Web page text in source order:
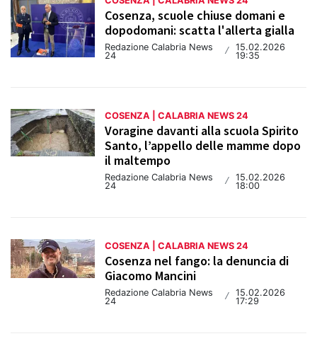
Cosenza, scuole chiuse domani e
dopodomani: scatta l'allerta gialla
Redazione Calabria News
24
/ 15.02.2026
19:35
COSENZA | CALABRIA NEWS 24
Voragine davanti alla scuola Spirito
Santo, l’appello delle mamme dopo
il maltempo
Redazione Calabria News
24
/ 15.02.2026
18:00
COSENZA | CALABRIA NEWS 24
Cosenza nel fango: la denuncia di
Giacomo Mancini
Redazione Calabria News
24
/
15.02.2026
17:29